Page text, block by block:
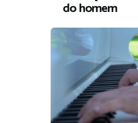
do homem